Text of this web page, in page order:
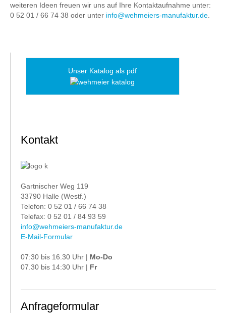
weiteren Ideen freuen wir uns auf Ihre Kontaktaufnahme unter:
0 52 01 / 66 74 38 oder unter info@wehmeiers-manufaktur.de.
Unser Katalog als pdf
Kontakt
Gartnischer Weg 119
33790 Halle (Westf.)
Telefon: 0 52 01 / 66 74 38
Telefax: 0 52 01 / 84 93 59
info@wehmeiers-manufaktur.de
E-Mail-Formular
07:30 bis 16.30 Uhr | Mo-Do
07.30 bis 14:30 Uhr | Fr
Anfrageformular